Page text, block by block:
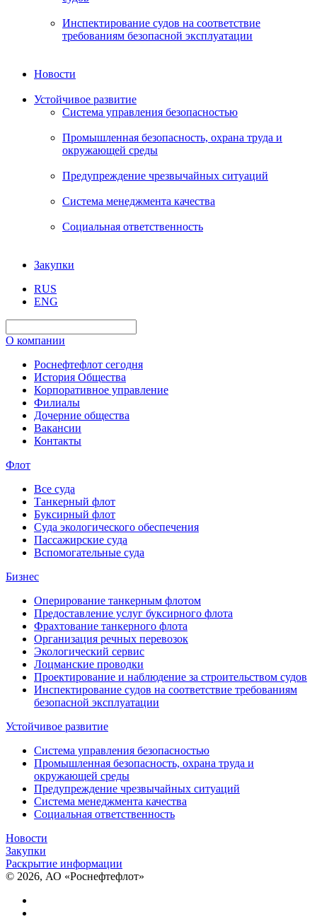
Инспектирование судов на соответствие
требованиям безопасной эксплуатации
Новости
Устойчивое развитие
Система управления безопасностью
Промышленная безопасность, охрана труда и
окружающей среды
Предупреждение чрезвычайных ситуаций
Система менеджмента качества
Социальная ответственность
Закупки
RUS
ENG
О компании
Роснефтефлот сегодня
История Общества
Корпоративное управление
Филиалы
Дочерние общества
Вакансии
Контакты
Флот
Все суда
Танкерный флот
Буксирный флот
Суда экологического обеспечения
Пассажирские суда
Вспомогательные суда
Бизнес
Оперирование танкерным флотом
Предоставление услуг буксирного флота
Фрахтование танкерного флота
Организация речных перевозок
Экологический сервис
Лоцманские проводки
Проектирование и наблюдение за строительством судов
Инспектирование судов на соответствие требованиям
безопасной эксплуатации
Устойчивое развитие
Система управления безопасностью
Промышленная безопасность, охрана труда и
окружающей среды
Предупреждение чрезвычайных ситуаций
Система менеджмента качества
Социальная ответственность
Новости
Закупки
Раскрытие информации
© 2026, АО «Роснефтефлот»